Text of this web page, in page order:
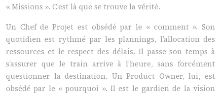
« Missions ». C’est là que se trouve la vérité.
Un Chef de Projet est obsédé par le « comment ». Son
quotidien est rythmé par les plannings, l’allocation des
ressources et le respect des délais. Il passe son temps à
s’assurer que le train arrive à l’heure, sans forcément
questionner la destination. Un Product Owner, lui, est
obsédé par le « pourquoi ». Il est le gardien de la vision